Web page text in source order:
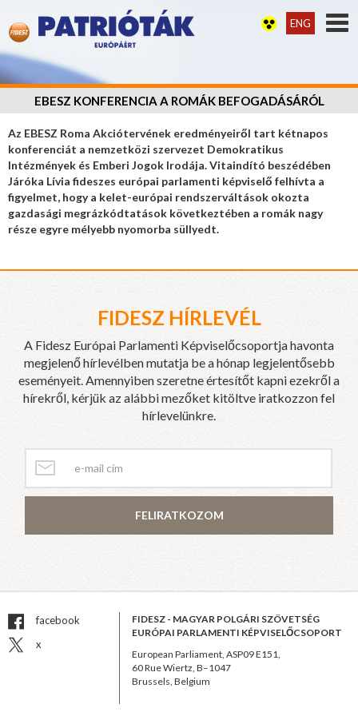
ENG
EBESZ KONFERENCIA A ROMÁK BEFOGADÁSÁRÓL
Az EBESZ Roma Akciótervének eredményeiről tart kétnapos
konferenciát a nemzetközi szervezet Demokratikus
Intézmények és Emberi Jogok Irodája. Vitaindító beszédében
Járóka Lívia fideszes európai parlamenti képviselő felhívta a
figyelmet, hogy a kelet-európai rendszerváltások okozta
gazdasági megrázkódtatások következtében a romák nagy
része egyre mélyebb nyomorba süllyedt.
FIDESZ HÍRLEVÉL
A Fidesz Európai Parlamenti Képviselőcsoportja havonta
megjelenő hírlevélben mutatja be a hónap legjelentősebb
eseményeit. Amennyiben szeretne értesítőt kapni ezekről a
hírekről, kérjük az alábbi mezőket kitöltve iratkozzon fel
hírlevelünkre.
FELIRATKOZOM
facebook
x
FIDESZ - MAGYAR POLGÁRI SZÖVETSÉG
EURÓPAI PARLAMENTI KÉPVISELŐCSOPORT
European Parliament, ASP09 E151,
60 Rue Wiertz, B–1047
Brussels, Belgium